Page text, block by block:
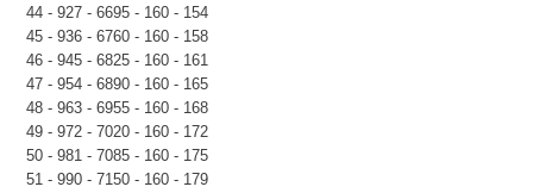
44 - 927 - 6695 - 160 - 154
45 - 936 - 6760 - 160 - 158
46 - 945 - 6825 - 160 - 161
47 - 954 - 6890 - 160 - 165
48 - 963 - 6955 - 160 - 168
49 - 972 - 7020 - 160 - 172
50 - 981 - 7085 - 160 - 175
51 - 990 - 7150 - 160 - 179